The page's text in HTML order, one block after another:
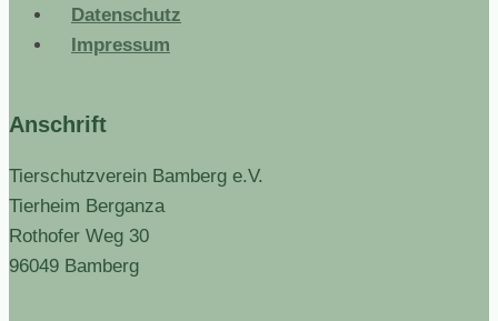
Datenschutz
Impressum
Anschrift
Tierschutzverein Bamberg e.V.
Tierheim Berganza
Rothofer Weg 30
96049 Bamberg